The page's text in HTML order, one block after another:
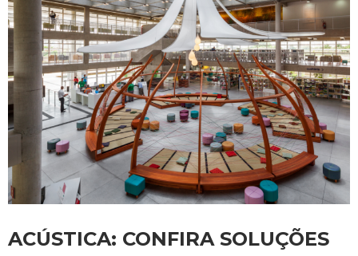
ACÚSTICA: CONFIRA SOLUÇÕES